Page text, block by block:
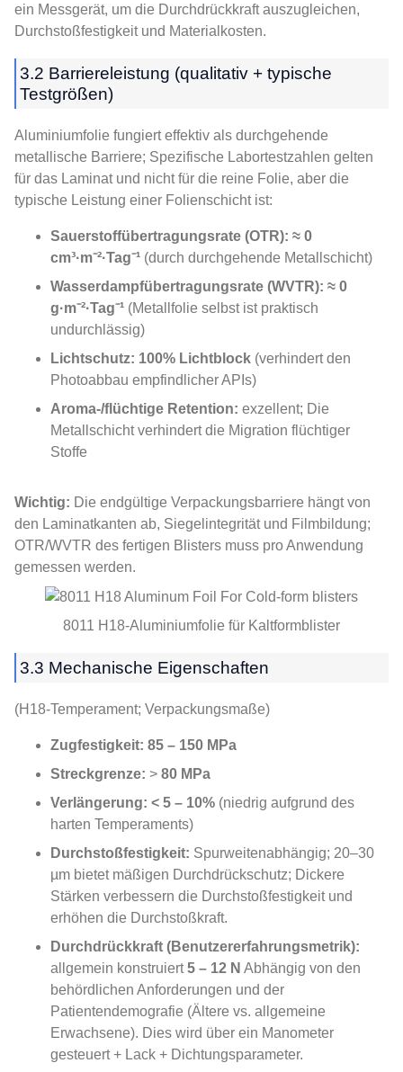
ein Messgerät, um die Durchdrückkraft auszugleichen,
Durchstoßfestigkeit und Materialkosten.
3.2 Barriereleistung (qualitativ + typische
Testgrößen)
Aluminiumfolie fungiert effektiv als durchgehende
metallische Barriere; Spezifische Labortestzahlen gelten
für das Laminat und nicht für die reine Folie, aber die
typische Leistung einer Folienschicht ist:
Sauerstoffübertragungsrate (OTR): ≈ 0
cm³·m⁻²·Tag⁻¹ (durch durchgehende Metallschicht)
Wasserdampfübertragungsrate (WVTR): ≈ 0
g·m⁻²·Tag⁻¹ (Metallfolie selbst ist praktisch
undurchlässig)
Lichtschutz: 100% Lichtblock (verhindert den
Photoabbau empfindlicher APIs)
Aroma-/flüchtige Retention: exzellent; Die
Metallschicht verhindert die Migration flüchtiger
Stoffe
Wichtig: Die endgültige Verpackungsbarriere hängt von
den Laminatkanten ab, Siegelintegrität und Filmbildung;
OTR/WVTR des fertigen Blisters muss pro Anwendung
gemessen werden.
8011 H18-Aluminiumfolie für Kaltformblister
3.3 Mechanische Eigenschaften
(H18-Temperament; Verpackungsmaße)
Zugfestigkeit: 85 – 150 MPa
Streckgrenze: > 80 MPa
Verlängerung: < 5 – 10% (niedrig aufgrund des
harten Temperaments)
Durchstoßfestigkeit: Spurweitenabhängig; 20–30
µm bietet mäßigen Durchdrückschutz; Dickere
Stärken verbessern die Durchstoßfestigkeit und
erhöhen die Durchstoßkraft.
Durchdrückkraft (Benutzererfahrungsmetrik):
allgemein konstruiert5 – 12 N Abhängig von den
behördlichen Anforderungen und der
Patientendemografie (Ältere vs. allgemeine
Erwachsene). Dies wird über ein Manometer
gesteuert + Lack + Dichtungsparameter.